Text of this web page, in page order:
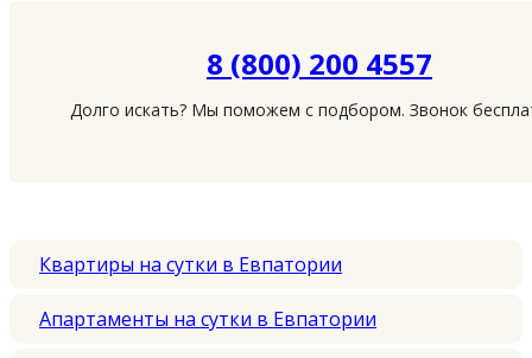
8 (800) 200 4557
Долго искать? Мы поможем с подбором. Звонок
Квартиры на сутки в Евпатории
Апартаменты на сутки в Евпатории